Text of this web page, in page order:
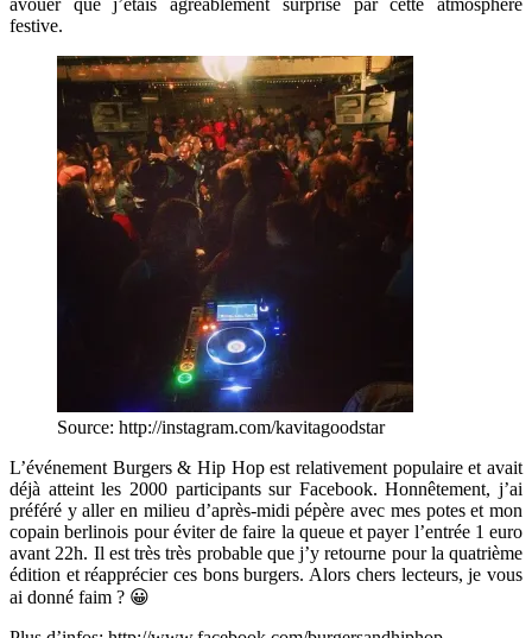
festive.
Source: http://instagram.com/kavitagoodstar
L’événement Burgers & Hip Hop est relativement populaire et avait
déjà atteint les 2000 participants sur Facebook. Honnêtement, j’ai
préféré y aller en milieu d’après-midi pépère avec mes potes et mon
copain berlinois pour éviter de faire la queue et payer l’entrée 1 euro
avant 22h. Il est très très probable que j’y retourne pour la quatrième
édition et réapprécier ces bons burgers. Alors chers lecteurs, je vous
ai donné faim ? 😀